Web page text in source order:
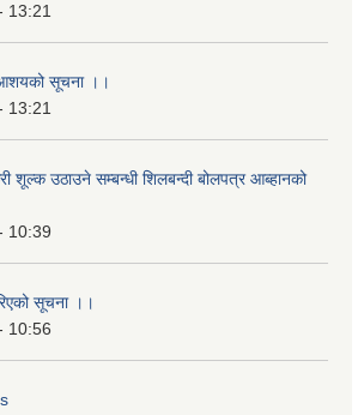
13:21
सूचना ।।
13:21
शूल्क उठाउने सम्बन्धी शिलबन्दी बोलपत्र आब्हानको
10:39
सूचना ।।
10:56